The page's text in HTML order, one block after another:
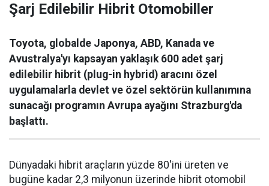
Şarj Edilebilir Hibrit Otomobiller
Toyota, globalde Japonya, ABD, Kanada ve
Avustralya'yı kapsayan yaklaşık 600 adet şarj
edilebilir hibrit (plug-in hybrid) aracını özel
uygulamalarla devlet ve özel sektörün kullanımına
sunacağı programın Avrupa ayağını Strazburg'da
başlattı.
Dünyadaki hibrit araçların yüzde 80'ini üreten ve
bugüne kadar 2,3 milyonun üzerinde hibrit otomobil